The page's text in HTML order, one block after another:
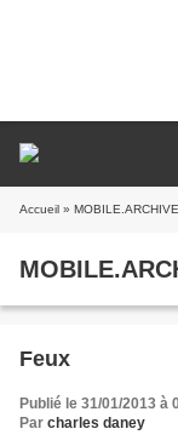
Accueil »
Feux
Publié le 31/01/2013 à
Par charles daney